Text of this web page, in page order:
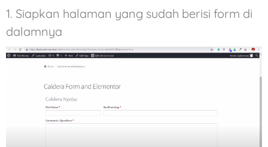
1. Siapkan halaman yang sudah berisi form di
dalamnya